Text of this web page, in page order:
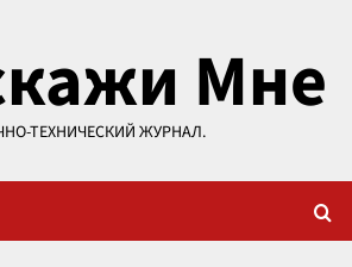
Мне
ТЕХНИЧЕСКИЙ ЖУРНАЛ.